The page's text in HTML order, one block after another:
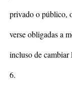
privado o público,
verse obligadas a
incluso de cambiar
6.